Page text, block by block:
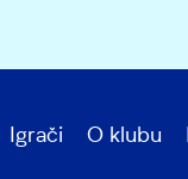
Igrači O klubu